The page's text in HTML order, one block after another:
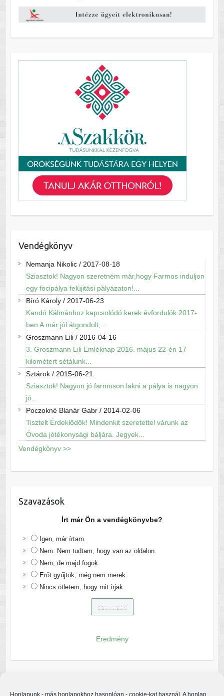
Honlapunk - más honlapokhoz hasonlóan - cookie-kat használ. A honlap
Vendégkönyv
Nemanja Nikolic/ 2017-08-18
Sziasztok! Nagyon szeretném már,hogy Farmos induljon
egy focipálya felújitási pályázaton!...
Bíró Károly/ 2017-06-23
Kandó Kálmánhoz kapcsolódó kerek évfordulók 2017-
ben A már jól átgondolt,...
Groszmann Lili/ 2016-04-16
3. Groszmann Lili Emléknap 2016. május 22-én 17
kilométert sétálunk...
Sztárok/ 2015-06-21
Sziasztok! Nagyon jó farmoson lakni a pálya is nagyon
jó...
Poczokné Blanár Gabr/ 2014-02-06
Tisztelt Érdeklődők! Mindenkit szeretettel várunk az
Óvoda jótékonysági báljára. Jegyek...
Vendégkönyv >>
Szavazások
Írt már Ön a vendégkönyvbe?
Igen, már írtam.
Nem. Nem tudtam, hogy van az oldalon.
Nem, de majd fogok.
Erőt gyűjtök, még nem merek.
Nincs ötletem, hogy mit írjak.
Eredmény